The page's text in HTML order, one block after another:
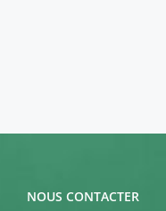
NOUS CONTACTER